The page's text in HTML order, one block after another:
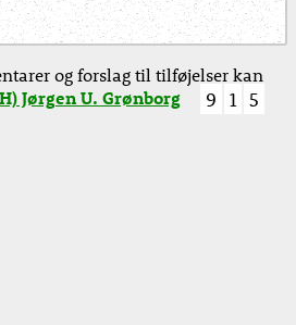
og forslag til tilføjelser kan
Jørgen U. Grønborg 9 1 5